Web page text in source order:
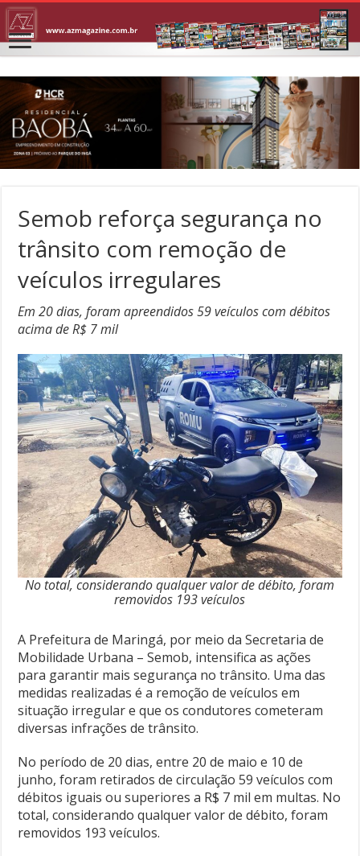
Semob reforça segurança no
trânsito com remoção de
veículos irregulares
Em 20 dias, foram apreendidos 59 veículos com débitos
acima de R$ 7 mil
No total, considerando qualquer valor de débito, foram
removidos 193 veículos
A Prefeitura de Maringá, por meio da Secretaria de
Mobilidade Urbana – Semob, intensifica as ações
para garantir mais segurança no trânsito. Uma das
medidas realizadas é a remoção de veículos em
situação irregular e que os condutores cometeram
diversas infrações de trânsito.
No período de 20 dias, entre 20 de maio e 10 de
junho, foram retirados de circulação 59 veículos com
débitos iguais ou superiores a R$ 7 mil em multas. No
total, considerando qualquer valor de débito, foram
removidos 193 veículos.